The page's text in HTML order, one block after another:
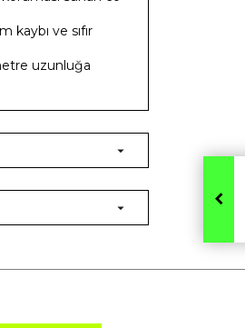
kaybı ve sıfır
uzunluğa